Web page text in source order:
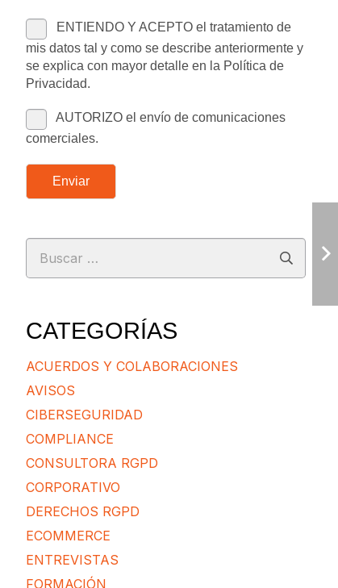
ENTIENDO Y ACEPTO el tratamiento de
mis datos tal y como se describe anteriormente y
se explica con mayor detalle en la Política de
Privacidad.
AUTORIZO el envío de comunicaciones
comerciales.
Enviar
Buscar:
CATEGORÍAS
ACUERDOS Y COLABORACIONES
AVISOS
CIBERSEGURIDAD
COMPLIANCE
CONSULTORA RGPD
CORPORATIVO
DERECHOS RGPD
ECOMMERCE
ENTREVISTAS
FORMACIÓN